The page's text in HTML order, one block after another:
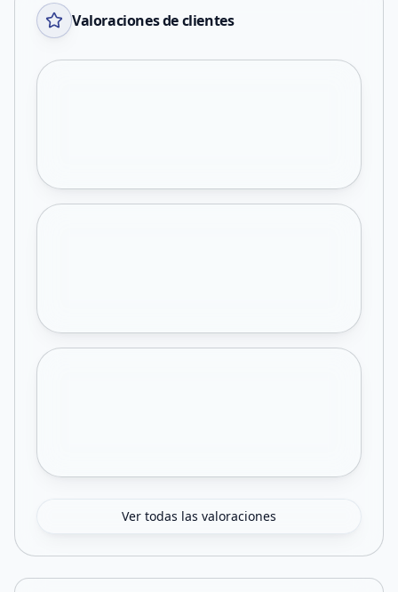
Valoraciones de clientes
Ver todas las valoraciones